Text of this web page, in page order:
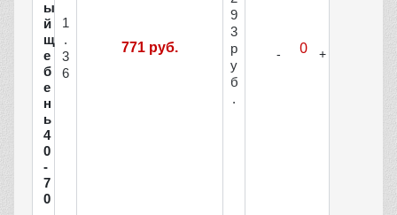
ы
й
щ
е
б
е
н
ь
4
0
-
7
0
1
.
3
6
771 руб.
9
3
р
у
б
.